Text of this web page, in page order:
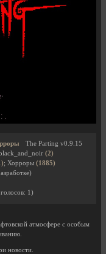
The Parting v0.9.15
(2)
; Хорроры (1885)
1 )
атмосфере с особым
новости.